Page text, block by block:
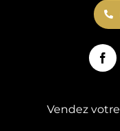
Vendez